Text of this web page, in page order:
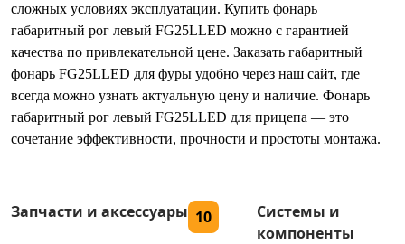
сложных условиях эксплуатации. Купить фонарь
габаритный рог левый FG25LLED можно с гарантией
качества по привлекательной цене. Заказать габаритный
фонарь FG25LLED для фуры удобно через наш сайт, где
всегда можно узнать актуальную цену и наличие. Фонарь
габаритный рог левый FG25LLED для прицепа — это
сочетание эффективности, прочности и простоты монтажа.
Запчасти и аксессуары 10
Системы и
компоненты